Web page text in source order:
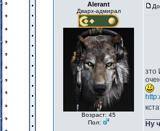
Alerant
Дварх-адмирал
Возраст: 45
Пол:
зто
Ну